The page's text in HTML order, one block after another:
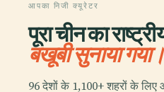
आपका निजी क्यूरेटर
पूरा चीन का
बखूबी सुनाया गया।
96 देशों के 1,100+ शहरों के लिए